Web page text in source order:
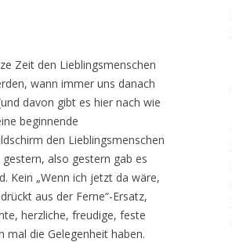
Zeit den Lieblingsmenschen
wann immer uns danach
davon gibt es hier nach wie
beginnende
den Lieblingsmenschen
also gestern gab es
Kein „Wenn ich jetzt da wäre,
aus der Ferne“-Ersatz,
herzliche, freudige, feste
mal die Gelegenheit haben.